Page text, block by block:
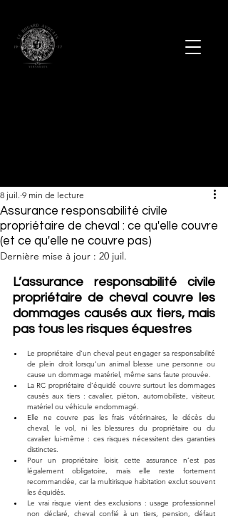
Assurance responsabilité civile
propriétaire de cheval : ce qu'elle couvre
(et ce qu'elle ne couvre pas)
8 juil. 9 min de lecture
Dernière mise à jour : 20 juil.
L’assurance responsabilité civile
propriétaire de cheval couvre les
dommages causés aux tiers, mais
pas tous les risques équestres
Le propriétaire d’un cheval peut engager sa responsabilité
de plein droit lorsqu’un animal blesse une personne ou
cause un dommage matériel, même sans faute prouvée.
La RC propriétaire d’équidé couvre surtout les dommages
causés aux tiers : cavalier, piéton, automobiliste, visiteur,
matériel ou véhicule endommagé.
Elle ne couvre pas les frais vétérinaires, le décès du
cheval, le vol, ni les blessures du propriétaire ou du
cavalier lui-même : ces risques nécessitent des garanties
distinctes.
Pour un propriétaire loisir, cette assurance n’est pas
légalement obligatoire, mais elle reste fortement
recommandée, car la multirisque habitation exclut souvent
les équidés.
Le vrai risque vient des exclusions : usage professionnel
non déclaré, cheval confié à un tiers, pension, défaut